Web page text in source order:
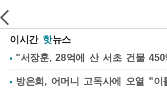
이시간 핫뉴스
"서장훈, 28억에 산 서초 건물
방은희, 어머니 고독사에 오열 "이